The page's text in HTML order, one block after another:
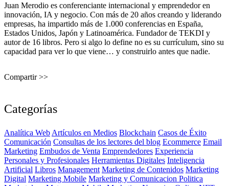
Juan Merodio es conferenciante internacional y emprendedor en
innovación, IA y negocio. Con más de 20 años creando y liderando
empresas, ha impartido más de 1.000 conferencias en España,
Estados Unidos, Japón y Latinoamérica. Fundador de TEKDI y
autor de 16 libros. Pero si algo lo define no es su currículum, sino su
capacidad para ver lo que viene… y construirlo antes que nadie.
Compartir >>
Categorías
Analítica Web Artículos en Medios Blockchain Casos de Éxito
Comunicación Consultas de los lectores del blog Ecommerce Email
Marketing Embudos de Venta Emprendedores Experiencia
Personales y Profesionales Herramientas Digitales Inteligencia
Artificial Libros Management Marketing de Contenidos Marketing
Digital Marketing Mobile Marketing y Comunicacion Politica